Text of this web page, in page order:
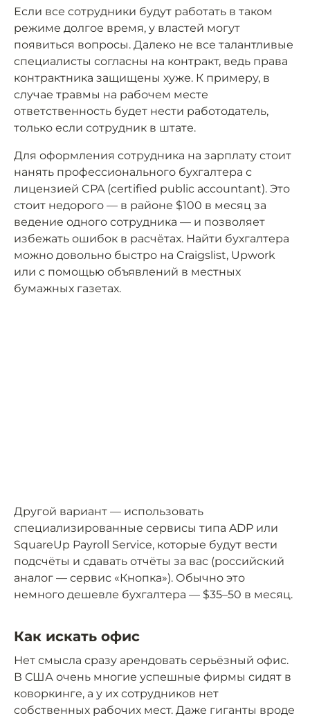
Если все сотрудники будут работать в таком
режиме долгое время, у властей могут
появиться вопросы. Далеко не все талантливые
специалисты согласны на контракт, ведь права
контрактника защищены хуже. К примеру, в
случае травмы на рабочем месте
ответственность будет нести работодатель,
только если сотрудник в штате.
Для оформления сотрудника на зарплату стоит
нанять профессионального бухгалтера с
лицензией CPA (certified public accountant). Это
стоит недорого — в районе $100 в месяц за
ведение одного сотрудника — и позволяет
избежать ошибок в расчётах. Найти бухгалтера
можно довольно быстро на Craigslist, Upwork
или с помощью объявлений в местных
бумажных газетах.
Другой вариант — использовать
специализированные сервисы типа ADP или
SquareUp Payroll Service, которые будут вести
подсчёты и сдавать отчёты за вас (российский
аналог — сервис «Кнопка»). Обычно это
немного дешевле бухгалтера — $35–50 в месяц.
Как искать офис
Нет смысла сразу арендовать серьёзный офис.
В США очень многие успешные фирмы сидят в
коворкинге, а у их сотрудников нет
собственных рабочих мест. Даже гиганты вроде